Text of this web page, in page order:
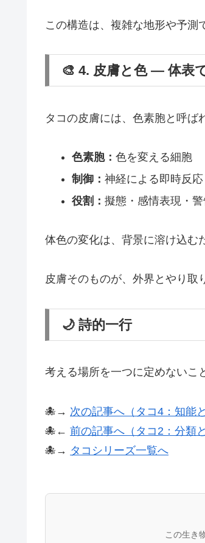
この構造は、複雑な地形や予測
🎨 4. 皮膚と色 ― 体表
タコの皮膚には、色素胞と呼ば
色素胞： 色を変える細胞
制御： 神経による即時反応
役割： 擬態・感情表現・
体色の変化は、背景に溶け込む
皮膚そのものが、外界とやり取
🌙 詩的一行
考える場所を一つに定めないこ
🐙→ 次の記事へ（タコ4：知能
🐙← 前の記事へ（タコ2：分類
🐙→ タコシリーズ一覧へ
この生き